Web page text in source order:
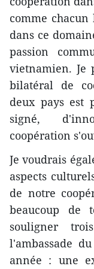
comme
dans ce
passion
vietnamien. Je
bilatéral de
deux pays est
signé,
coopération
Je voudrais
aspects
de notre
beaucoup de
souligner
l'ambassade
année : une